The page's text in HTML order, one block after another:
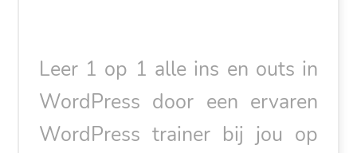
Leer 1 op 1 alle ins en outs in
WordPress door een ervaren
WordPress trainer bij jou op